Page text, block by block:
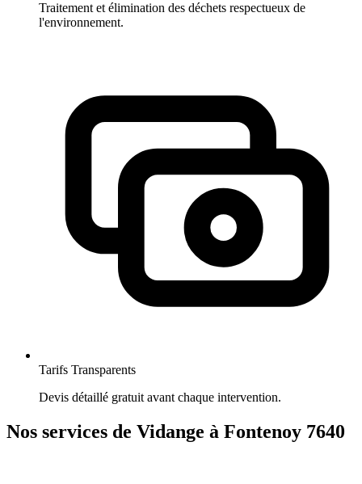
Traitement et élimination des déchets respectueux de
l'environnement.
Tarifs Transparents
Devis détaillé gratuit avant chaque intervention.
Nos services de Vidange à Fontenoy 7640